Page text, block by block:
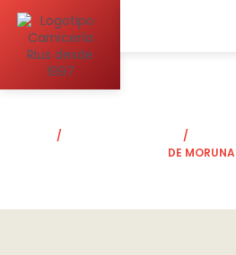
/ /
DE MORUNA